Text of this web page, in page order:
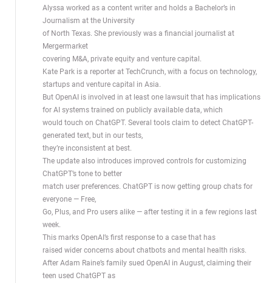
Alyssa worked as a content writer and holds a Bachelor’s in
Journalism at the University
of North Texas. She previously was a financial journalist at
Mergermarket
covering M&A, private equity and venture capital.
Kate Park is a reporter at TechCrunch, with a focus on technology,
startups and venture capital in Asia.
But OpenAI is involved in at least one lawsuit that has implications
for AI systems trained on publicly available data, which
would touch on ChatGPT. Several tools claim to detect ChatGPT-
generated text, but in our tests,
they’re inconsistent at best.
The update also introduces improved controls for customizing
ChatGPT’s tone to better
match user preferences. ChatGPT is now getting group chats for
everyone — Free,
Go, Plus, and Pro users alike — after testing it in a few regions last
week.
This marks OpenAI’s first response to a case that has
raised wider concerns about chatbots and mental health risks.
After Adam Raine’s family sued OpenAI in August, claiming their
teen used ChatGPT as